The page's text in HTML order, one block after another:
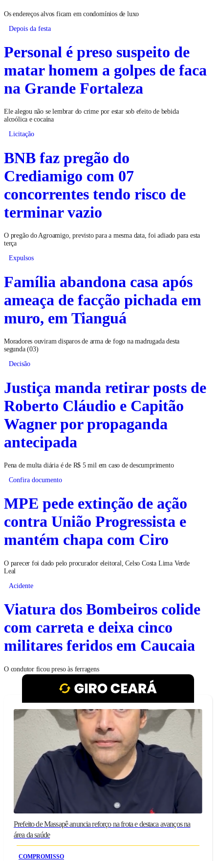
Os endereços alvos ficam em condomínios de luxo
Depois da festa
Personal é preso suspeito de
matar homem a golpes de faca
na Grande Fortaleza
Ele alegou não se lembrar do crime por estar sob efeito de bebida
alcoólica e cocaína
Licitação
BNB faz pregão do
Crediamigo com 07
concorrentes tendo risco de
terminar vazio
O pregão do Agroamigo, previsto para a mesma data, foi adiado para esta
terça
Expulsos
Família abandona casa após
ameaça de facção pichada em
muro, em Tianguá
Moradores ouviram disparos de arma de fogo na madrugada desta
segunda (03)
Decisão
Justiça manda retirar posts de
Roberto Cláudio e Capitão
Wagner por propaganda
antecipada
Pena de multa diária é de R$ 5 mil em caso de descumprimento
Confira documento
MPE pede extinção de ação
contra União Progressista e
mantém chapa com Ciro
O parecer foi dado pelo procurador eleitoral, Celso Costa Lima Verde
Leal
Acidente
Viatura dos Bombeiros colide
com carreta e deixa cinco
militares feridos em Caucaia
O condutor ficou preso às ferragens
Prefeito de Massapê anuncia reforço na frota e destaca avanços na
área da saúde
COMPROMISSO